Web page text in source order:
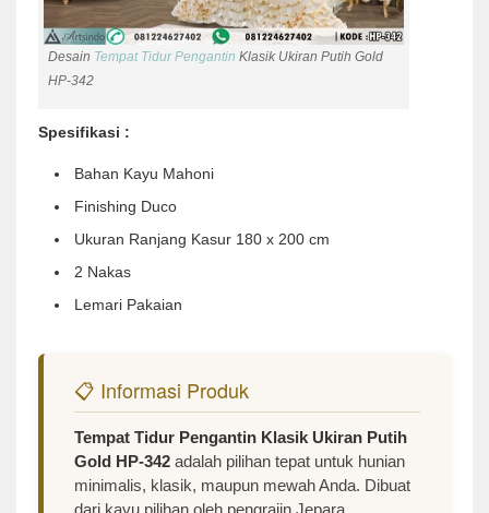
Desain Tempat Tidur Pengantin Klasik Ukiran Putih Gold
HP-342
Spesifikasi :
Bahan Kayu Mahoni
Finishing Duco
Ukuran Ranjang Kasur 180 x 200 cm
2 Nakas
Lemari Pakaian
📋 Informasi Produk
Tempat Tidur Pengantin Klasik Ukiran Putih
Gold HP-342 adalah pilihan tepat untuk hunian
minimalis, klasik, maupun mewah Anda. Dibuat
dari kayu pilihan oleh pengrajin Jepara